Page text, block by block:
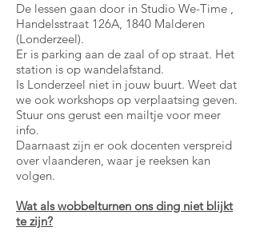
De lessen gaan door in Studio We-Time ,
Handelsstraat 126A, 1840 Malderen
(Londerzeel).
Er is parking aan de zaal of op straat. Het
station is op wandelafstand.
Is Londerzeel niet in jouw buurt. Weet dat
we ook workshops op verplaatsing geven.
Stuur ons gerust een mailtje voor meer
info.
Daarnaast zijn er ook docenten verspreid
over vlaanderen, waar je reeksen kan
volgen.
Wat als wobbelturnen ons ding niet blijkt
te zijn?